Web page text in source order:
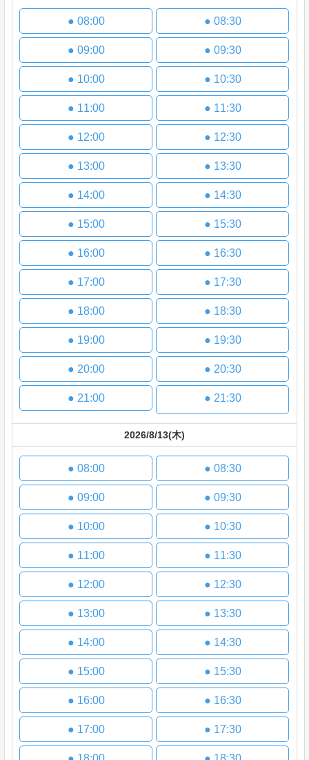
● 08:00 ● 08:30
● 09:00 ● 09:30
● 10:00 ● 10:30
● 11:00 ● 11:30
● 12:00 ● 12:30
● 13:00 ● 13:30
● 14:00 ● 14:30
● 15:00 ● 15:30
● 16:00 ● 16:30
● 17:00 ● 17:30
● 18:00 ● 18:30
● 19:00 ● 19:30
● 20:00 ● 20:30
● 21:00 ● 21:30
2026/8/13(木)
● 08:00 ● 08:30
● 09:00 ● 09:30
● 10:00 ● 10:30
● 11:00 ● 11:30
● 12:00 ● 12:30
● 13:00 ● 13:30
● 14:00 ● 14:30
● 15:00 ● 15:30
● 16:00 ● 16:30
● 17:00 ● 17:30